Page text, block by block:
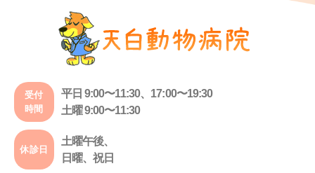
受付
時間
平日 9:00〜11:30、17:00〜19:30
土曜 9:00〜11:30
休診日
土曜午後、
日曜、祝日